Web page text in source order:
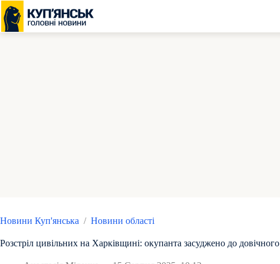
Перейти
до
вмісту
Новини Куп'янська / Новини області
Розстріл цивільних на Харківщині: окупанта засуджено до довічного